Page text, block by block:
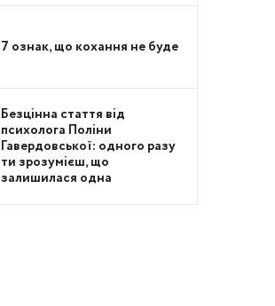
7 ознак, що кохання не буде
Безцінна стаття від
психолога Поліни
Гавердовської: одного разу
ти зрозумієш, що
залишилася одна